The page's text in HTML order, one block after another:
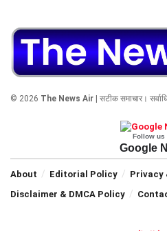
© 2026 The News Air | सटीक समाचार।
Follow us
Google
About Editorial Policy
Privacy
Disclaimer & DMCA Policy